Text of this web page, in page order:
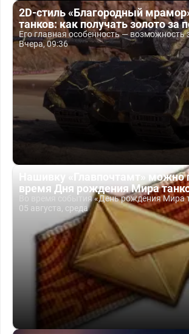
2D-стиль «Благородный
танков: как получать золото за
Его главная особенность — возможность
Вчера, 09:36
Нашивку «Главпочтамт» можно
время Дня рождения Мира
Во время события «День рождения Мира
05 августа, среда